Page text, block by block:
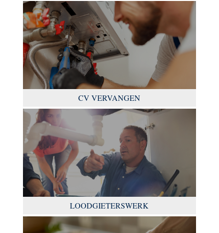
CV VERVANGEN
LOODGIETERSWERK